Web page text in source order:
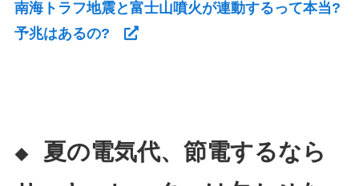
南海トラフ地震と富士山噴火が連動するって本当?
予兆はあるの?
◆ 夏の電気代、節電するなら